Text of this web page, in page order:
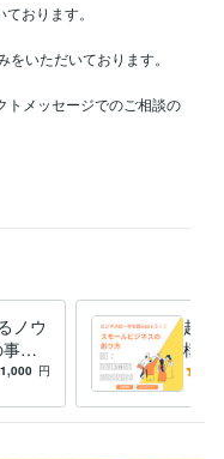
おります。
いただいております。
トメッセージでのご相談の
ノウ
業
え
1,000 円
超堅
構築
さな